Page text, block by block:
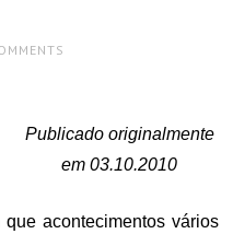
Publicado originalmente
em 03.10.2010
acontecimentos vários